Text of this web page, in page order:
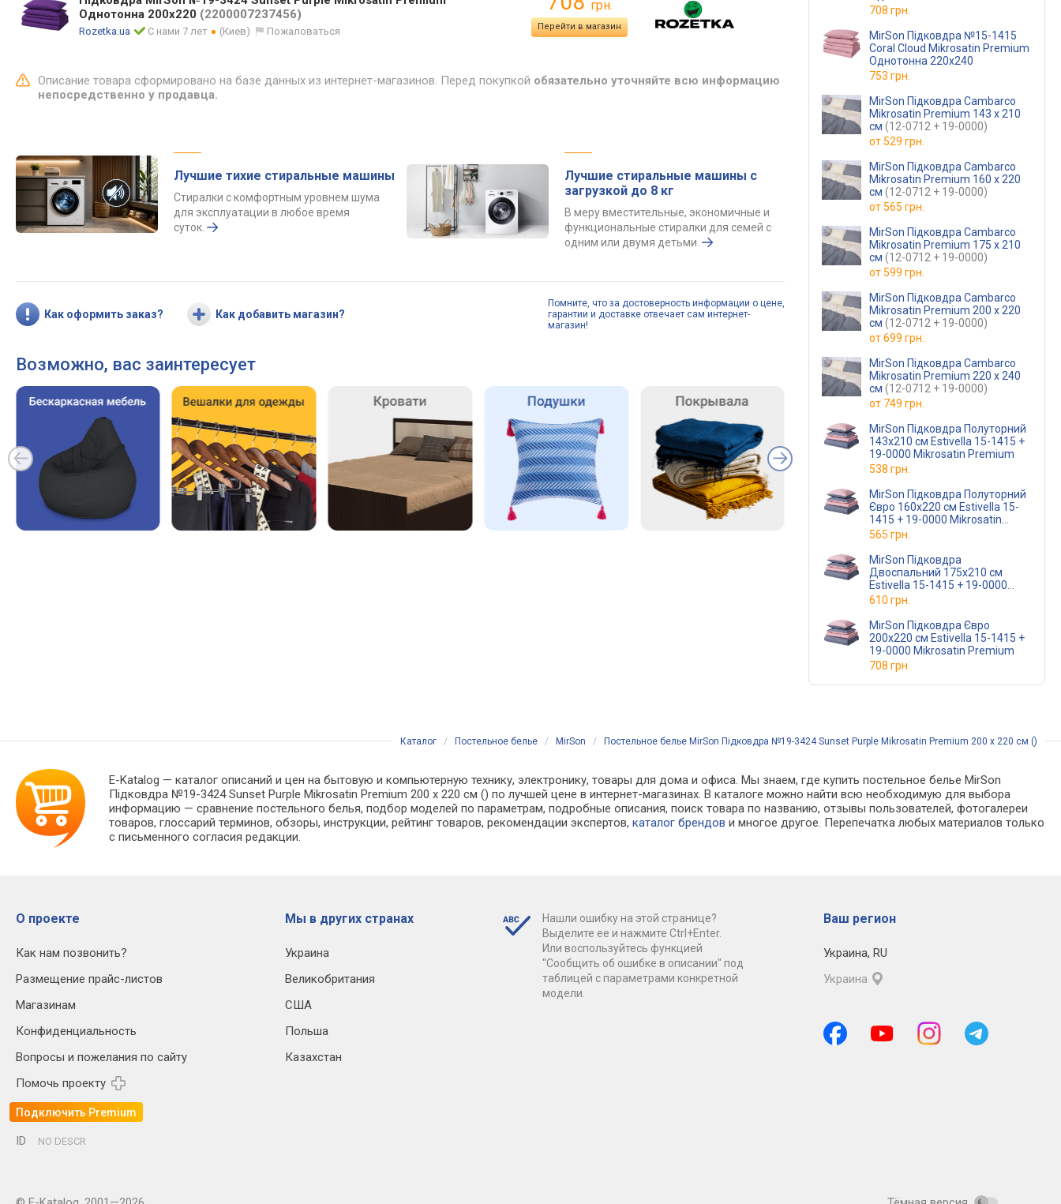
Однотонна 200х220 (2200007237456)
Rozetka.ua С нами 7 лет (Киев) Пожаловаться
грн.
Перейти в магазин
Описание товара сформировано на базе данных из интернет-магазинов. Перед покупкой обязательно уточняйте всю информацию
непосредственно у продавца.
Лучшие тихие стиральные машины
Стиралки с комфортным уровнем шума
для эксплуатации в любое время
суток.
Лучшие стиральные машины с
загрузкой до 8 кг
В меру вместительные, экономичные и
функциональные стиралки для семей с
одним или двумя детьми.
Как оформить заказ? Как добавить магазин?
Помните, что за достоверность информации о цене,
гарантии и доставке отвечает сам интернет-
магазин!
Возможно, вас заинтересует
708 грн.
MirSon Підковдра №15-1415
Coral Cloud Mikrosatin Premium
Однотонна 220х240
753 грн.
MirSon Підковдра Cambarco
Mikrosatin Premium 143 x 210
см (12-0712 + 19-0000)
от529 грн.
MirSon Підковдра Cambarco
Mikrosatin Premium 160 x 220
см (12-0712 + 19-0000)
от565 грн.
MirSon Підковдра Cambarco
Mikrosatin Premium 175 x 210
см (12-0712 + 19-0000)
от599 грн.
MirSon Підковдра Cambarco
Mikrosatin Premium 200 x 220
см (12-0712 + 19-0000)
от699 грн.
MirSon Підковдра Cambarco
Mikrosatin Premium 220 x 240
см (12-0712 + 19-0000)
от 749 грн.
MirSon Підковдра Полуторний
143х210 см Estivella 15-1415 +
19-0000 Mikrosatin Premium
538 грн.
MirSon Підковдра Полуторний
Євро 160х220 см Estivella 15-
1415 + 19-0000 Mikrosatin
Premium
565 грн.
MirSon Підковдра
Двоспальний 175х210 см
Estivella 15-1415 + 19-0000
Mikrosatin Premium
610 грн.
MirSon Підковдра Євро
200х220 см Estivella 15-1415 +
19-0000 Mikrosatin Premium
708 грн.
Каталог / Постельное белье / MirSon / Постельное белье MirSon Підковдра №19-3424 Sunset Purple Mikrosatin Premium 200 x 220 см ()
E-Katalog — каталог описаний и цен на бытовую и компьютерную технику, электронику, товары для дома и офиса. Мы знаем, где купить постельное белье MirSon
Підковдра №19-3424 Sunset Purple Mikrosatin Premium 200 x 220 см () по лучшей цене в интернет-магазинах. В каталоге можно найти всю необходимую для выбора
информацию — сравнение постельного белья, подбор моделей по параметрам, подробные описания, поиск товара по названию, отзывы пользователей, фотогалереи
товаров, глоссарий терминов, обзоры, инструкции, рейтинг товаров, рекомендации экспертов,каталог брендов и многое другое. Перепечатка любых материалов только
с письменного согласия редакции.
О проекте
Как нам позвонить?
Размещение прайс-листов
Магазинам
Конфиденциальность
Вопросы и пожелания по сайту
Помочь проекту
Подключить Premium
Мы в других странах
Украина
Великобритания
США
Польша
Казахстан
Нашли ошибку на этой странице?
Выделите ее и нажмите Ctrl+Enter.
Или воспользуйтесь функцией
"Сообщить об ошибке в описании" под
таблицей с параметрами конкретной
модели.
Ваш регион
Украина, RU
Украина
ID NO DESCR